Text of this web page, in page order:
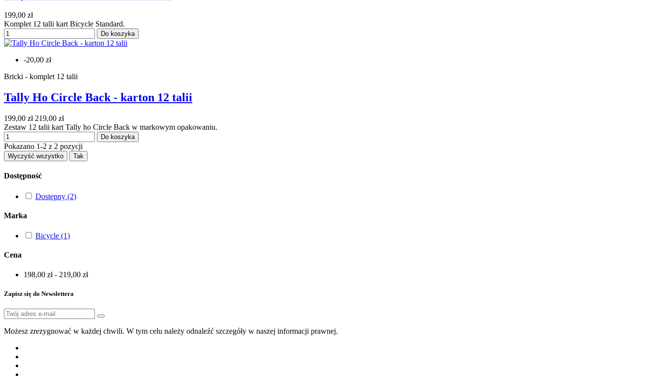
199,00 zł
Komplet 12 talli kart Bicycle Standard.
Do koszyka
-20,00 zł
Bricki - komplet 12 talii
Tally Ho Circle Back - karton 12 talii
199,00 zł 219,00 zł
Zestaw 12 talii kart Tally ho Circle Back w markowym opakowaniu.
Do koszyka
Pokazano 1-2 z 2 pozycji
Wyczyść wszystko Tak
Dostępność
Dostępny (2)
Marka
Bicycle (1)
Cena
198,00 zł - 219,00 zł
Zapisz się do Newslettera
Możesz zrezygnować w każdej chwili. W tym celu należy odnaleźć szczegóły w naszej informacji prawnej.